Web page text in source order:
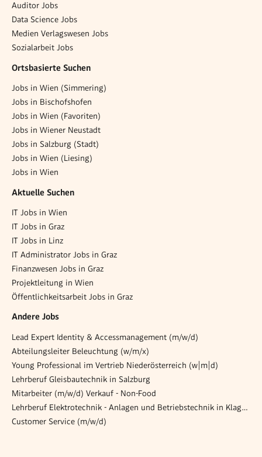
Auditor Jobs
Data Science Jobs
Medien Verlagswesen Jobs
Sozialarbeit Jobs
Ortsbasierte Suchen
Jobs in Wien (Simmering)
Jobs in Bischofshofen
Jobs in Wien (Favoriten)
Jobs in Wiener Neustadt
Jobs in Salzburg (Stadt)
Jobs in Wien (Liesing)
Jobs in Wien
Aktuelle Suchen
IT Jobs in Wien
IT Jobs in Graz
IT Jobs in Linz
IT Administrator Jobs in Graz
Finanzwesen Jobs in Graz
Projektleitung in Wien
Öffentlichkeitsarbeit Jobs in Graz
Andere Jobs
Lead Expert Identity & Accessmanagement (m/w/d)
Abteilungsleiter Beleuchtung (w/m/x)
Young Pro­fes­si­o­nal im Ver­trieb Nie­der­ös­ter­reich (w|m|d)
Lehrberuf Gleisbautechnik in Salzburg
Mitarbeiter (m/w/d) Verkauf - Non-Food
Lehrberuf Elektrotechnik - Anlagen und Betriebstechnik in Klagenfurt
Customer Service (m/w/d)